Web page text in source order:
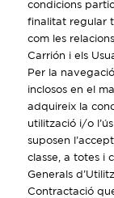
condicions
finalitat regular
com les
Carrión i els
Per la
inclosos en el
adquireix la
utilització i/o
suposen
classe, a totes i
Generals
Contractació